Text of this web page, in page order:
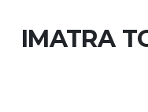
IMATRA